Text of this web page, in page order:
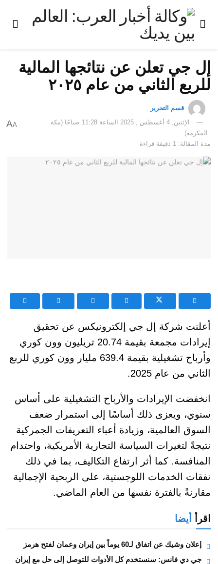
إل جي تعلن عن نتائجها المالية
للربع الثاني من عام ٢٠٢٥
قسم التحرير
الإثنين, 4 أغسطس , 2025 الساعة 11:28 صباحًا (مكة
المكرمة)
مدة المقالة: 1 دقيقة قراءة
A
A
أعلنت شركة إل جي إلكترونيكس عن تحقيق
إيرادات مجمعة بقيمة 20.74 تريليون وون كوري
وأرباح تشغيلية بقيمة 639.4 مليار وون كوري للربع
الثاني من عام 2025.
انخفضت الإيرادات والأرباح التشغيلية على أساس
سنوي، ويعزى ذلك أساسًا إلى استمرار ضعف
السوق العالمية، وزيادة أعباء التعريفات الجمركية
نتيجةً لتغيرات السياسة التجارية الأمريكية، واحتدام
المنافسة. كما أثر ارتفاع التكاليف، بما في ذلك
نفقات الخدمات اللوجستية، على الربحية الإجمالية
مقارنةً بالفترة نفسها من العام الماضي.
اقرأ أيضا
إعلان وشيك عن اتفاق لـ60 يوماً بين إيران وعمان لفتح هرمز
جي دي فانس: سنستخدم كل الأدوات للتوصل إلى حل مع إيران